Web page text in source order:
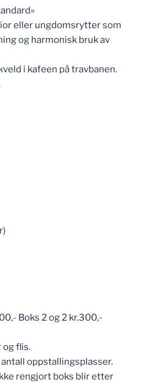
eller ungdomsrytter som
og harmonisk bruk av
i kafeen på travbanen.
Boks 2 og 2 kr.300,-
og flis.
oppstallingsplasser.
rengjort boks blir etter